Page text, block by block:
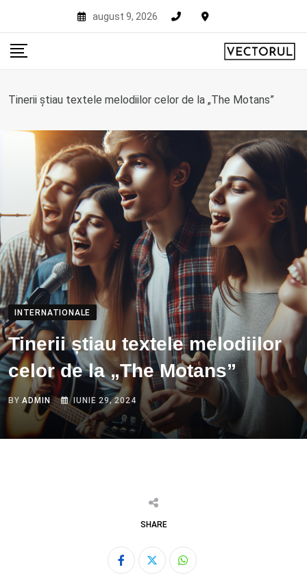
content
august 9, 2026
Tinerii știau textele melodiilor celor de la „The Motans”
INTERNATIONALE
Tinerii știau textele melodiilor
celor de la „The Motans”
BYADMIN IUNIE 29, 2024
SHARE
Whatsapp